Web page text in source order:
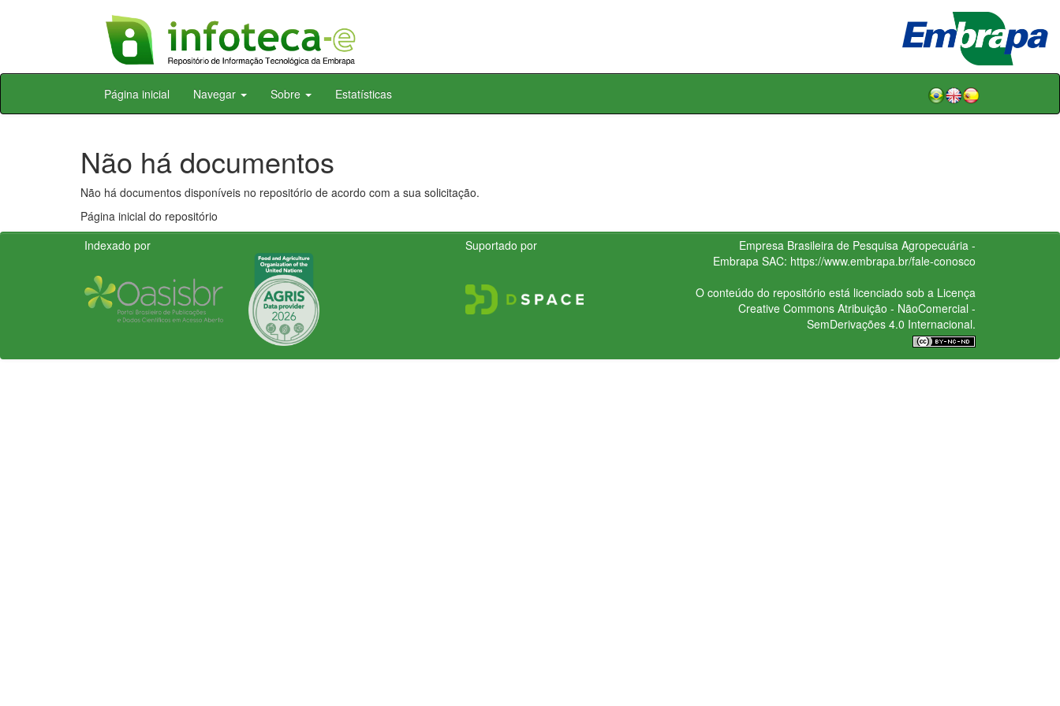
Skip
Página inicial Navegar Sobre Estatísticas
Não há documentos
Não há documentos disponíveis no repositório de acordo com a sua solicitação.
Página inicial do repositório
Indexado por
Suportado por
Empresa Brasileira de Pesquisa Agropecuária -
Embrapa SAC: https://www.embrapa.br/fale-conosco
O conteúdo do repositório está licenciado sob a Licença
Creative CommonsAtribuição - NãoComercial -
SemDerivações 4.0 Internacional.